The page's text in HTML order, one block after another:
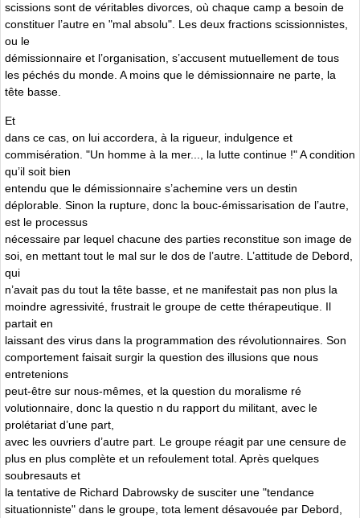
scissions sont de véritables divorces, où chaque camp a besoin de
constituer l’autre en "mal absolu". Les deux fractions scissionnistes,
ou le
démissionnaire et l’organisation, s’accusent mutuellement de tous
les péchés du monde. A moins que le démissionnaire ne parte, la
tête basse.
Et
dans ce cas, on lui accordera, à la rigueur, indulgence et
commisération. "Un homme à la mer..., la lutte continue !" A condition
qu’il soit bien
entendu que le démissionnaire s’achemine vers un destin
déplorable. Sinon la rupture, donc la bouc-émissarisation de l’autre,
est le processus
nécessaire par lequel chacune des parties reconstitue son image de
soi, en mettant tout le mal sur le dos de l’autre. L’attitude de Debord,
qui
n’avait pas du tout la tête basse, et ne manifestait pas non plus la
moindre agressivité, frustrait le groupe de cette thérapeutique. Il
partait en
laissant des virus dans la programmation des révolutionnaires. Son
comportement faisait surgir la question des illusions que nous
entretenions
peut-être sur nous-mêmes, et la question du moralisme ré
volutionnaire, donc la questio n du rapport du militant, avec le
prolétariat d’une part,
avec les ouvriers d’autre part. Le groupe réagit par une censure de
plus en plus complète et un refoulement total. Après quelques
soubresauts et
la tentative de Richard Dabrowsky de susciter une "tendance
situationniste" dans le groupe, tota lement désavouée par Debord,